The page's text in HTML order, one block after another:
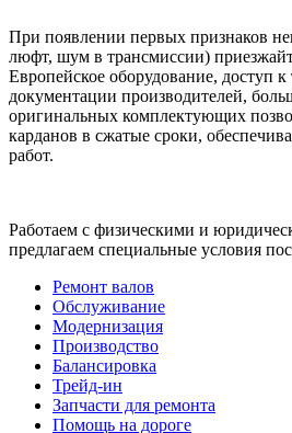
При появлении первых признаков
люфт, шум в трансмиссии)
Европейское оборудование, доступ к
документации производителей,
оригинальных комплектующих
карданов в сжатые сроки,
работ.
Работаем с физическими и
предлагаем специальные условия
Ремонт валов
Обслуживание
Модернизация
Производство
Балансировка
Трейд-ин
Запчасти для ремонта
Помощь на дороге